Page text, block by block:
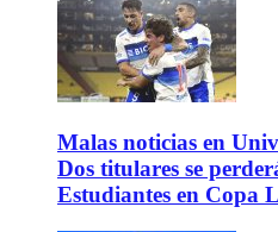
Malas noticias en
Dos titulares se
Estudiantes en Copa